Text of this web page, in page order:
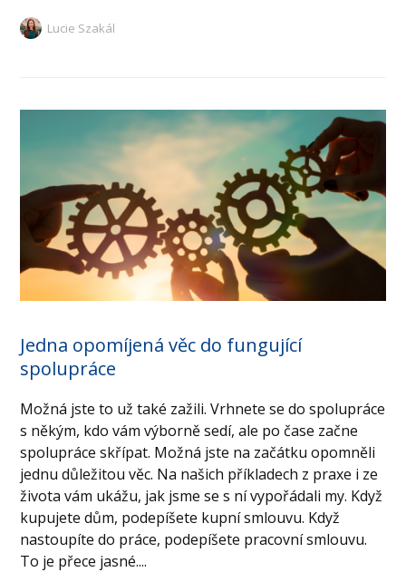
Lucie Szakál
Jedna opomíjená věc do fungující
spolupráce
Možná jste to už také zažili. Vrhnete se do spolupráce
s někým, kdo vám výborně sedí, ale po čase začne
spolupráce skřípat. Možná jste na začátku opomněli
jednu důležitou věc. Na našich příkladech z praxe i ze
života vám ukážu, jak jsme se s ní vypořádali my. Když
kupujete dům, podepíšete kupní smlouvu. Když
nastoupíte do práce, podepíšete pracovní smlouvu.
To je přece jasné....